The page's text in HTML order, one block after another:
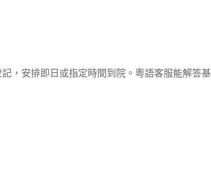
，安排即日或指定時間到院。粵語客服能解答